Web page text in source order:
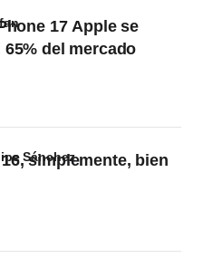
17 Apple se
del mercado
simplemente, bien
Sánchez